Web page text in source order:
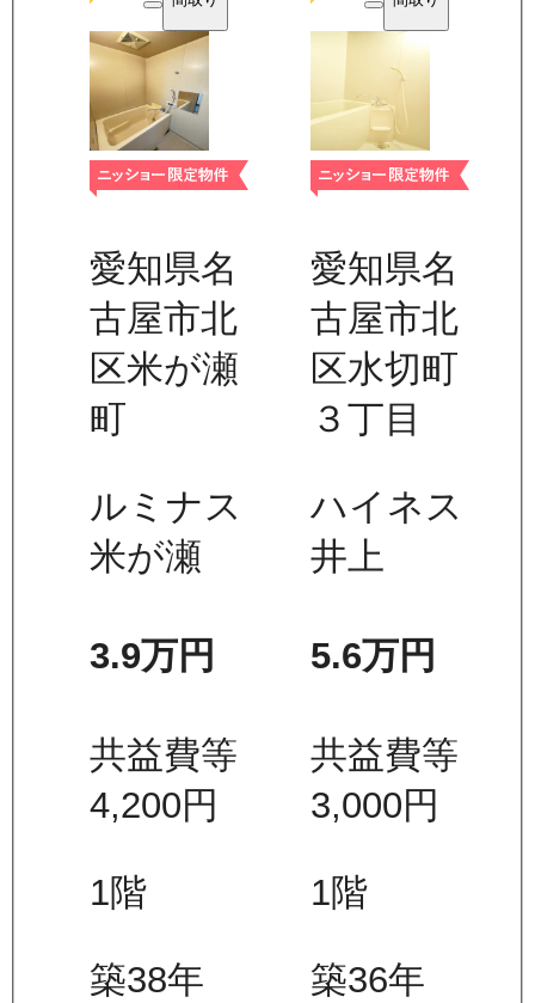
愛知県名
古屋市北
区米が瀬
町
ルミナス
米が瀬
3.9万円
共益費等
4,200円
1階
築38年
愛知県名
古屋市北
区水切町
３丁目
ハイネス
井上
5.6万円
共益費等
3,000円
1階
築36年